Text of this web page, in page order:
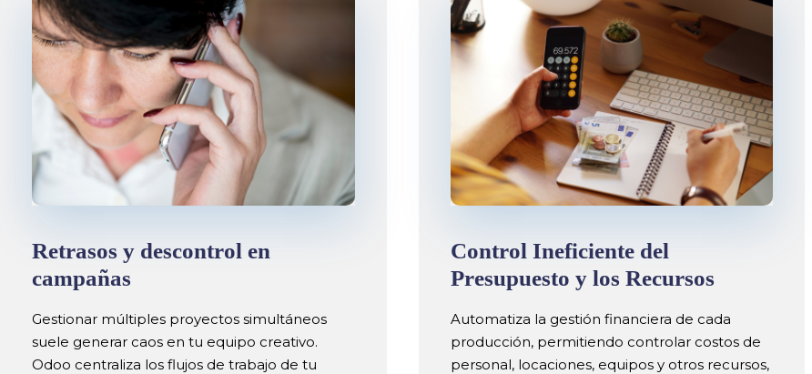
Retrasos y descontrol en
campañas
Gestionar múltiples proyectos simultáneos
suele generar caos en tu equipo creativo.
Odoo centraliza los flujos de trabajo de tu
Control Ineficiente del
Presupuesto y los Recursos
Automatiza la gestión financiera de cada
producción, permitiendo controlar costos de
personal, locaciones, equipos y otros recursos,